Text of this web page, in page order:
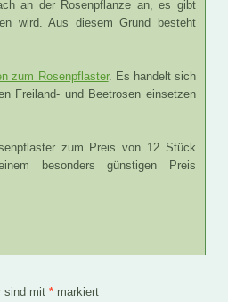
an der Rosenpflanze an, es gibt
wird. Aus diesem Grund besteht
zum Rosenpflaster. Es handelt sich
Freiland- und Beetrosen einsetzen
zum Preis von 12 Stück
besonders günstigen Preis
sind mit * markiert